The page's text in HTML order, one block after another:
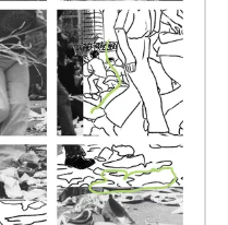
2a
la entrada de Catedral
5:07 minutos